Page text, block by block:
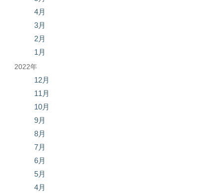
4月
3月
2月
1月
2022年
12月
11月
10月
9月
8月
7月
6月
5月
4月